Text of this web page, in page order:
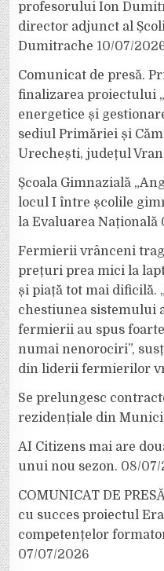
profesorului Ion
director adjunct al
Dumitrache 10/07/
Comunicat de presă.
finalizarea proiectului
energetice și
sediul Primăriei și
Urechești, județul
Școala Gimnazială
locul I între școlile
la Evaluarea Națională
Fermierii vrânceni
prețuri prea mici la
și piață tot mai dificilă.
chestiunea sistemului
fermierii au spus
numai nenorociri”,
din liderii fermierilor
Se prelungesc
rezidențiale din
AI Citizens mai are
unui nou sezon. 08/07/
COMUNICAT DE
cu succes proiectul
competențelor
07/07/2026